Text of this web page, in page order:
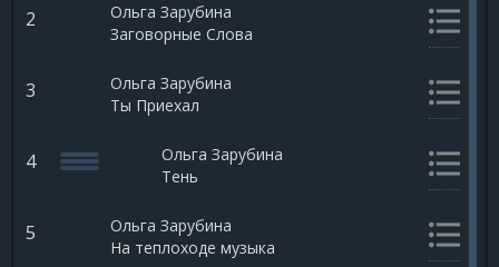
2
Ольга Зарубина
Заговорные Слова
3
Ольга Зарубина
Ты Приехал
4
Ольга Зарубина
Тень
5
Ольга Зарубина
На теплоходе музыка